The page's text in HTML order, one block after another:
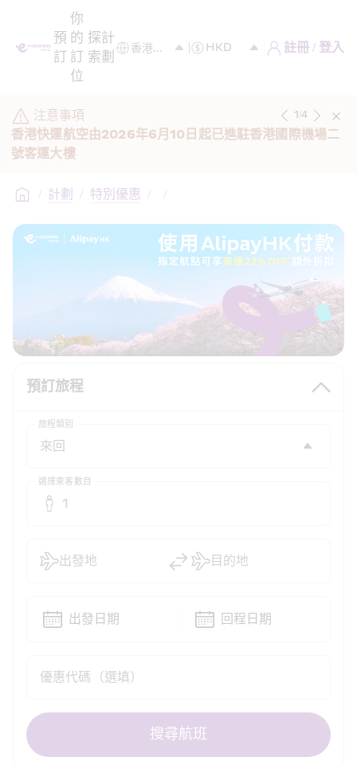
預
訂
你
的
訂
位
探
索
計
劃
註冊 / 登入
注意事項
香港快運航空由2026年6月10日起已進駐香港國際機場二
號客運大樓
1/4
/ 計劃 / 特別優惠 / /
預訂旅程
旅程類別
選擇乘客數目
1
優惠代碼（選填）
出發地 目的地
出發日期 回程日期
搜尋航班